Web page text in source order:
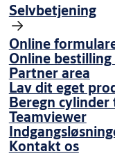
Selvbetjening
Online
Online
Partner area
Lav dit eget
Beregn
Teamviewer
Kontakt os